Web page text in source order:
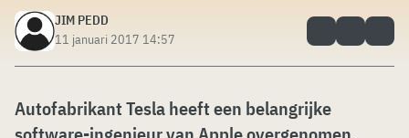
JIM PEDD
11 januari 2017 14:57
Autofabrikant Tesla heeft een belangrijke